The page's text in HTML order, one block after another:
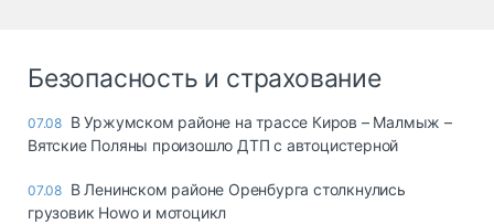
Безопасность и страхование
07.08 В Уржумском районе на трассе Киров – Малмыж –
Вятские Поляны произошло ДТП с автоцистерной
07.08 В Ленинском районе Оренбурга столкнулись
грузовик Howo и мотоцикл